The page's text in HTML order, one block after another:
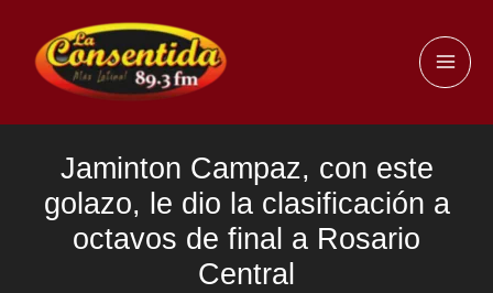
contenido
Jaminton Campaz, con este
golazo, le dio la clasificación a
octavos de final a Rosario
Central